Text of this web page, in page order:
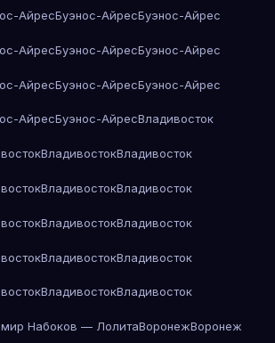
АйресБуэнос-АйресБуэнос-Айрес
АйресБуэнос-АйресБуэнос-Айрес
АйресБуэнос-АйресБуэнос-Айрес
АйресБуэнос-АйресВладивосток
ВладивостокВладивосток
ВладивостокВладивосток
ВладивостокВладивосток
ВладивостокВладивосток
ВладивостокВладивосток
Набоков — ЛолитаВоронежВоронеж